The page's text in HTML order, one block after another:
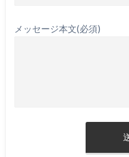
メッセージ本文(必須)